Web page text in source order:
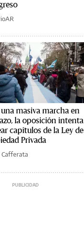
masiva marcha en
la oposición intenta
capítulos de la Ley de
Privada
Cafferata